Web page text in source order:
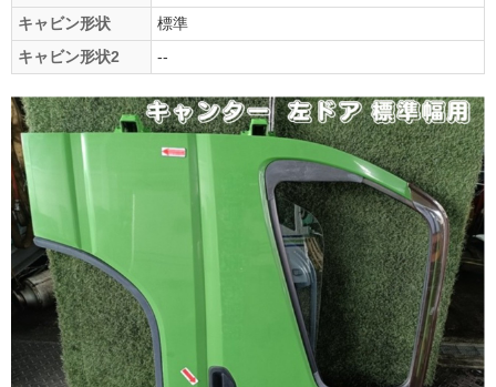
キャビン形状
標準
キャビン形状2
--